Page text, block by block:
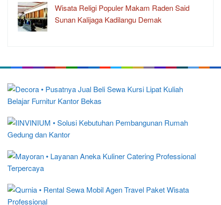
Wisata Religi Populer Makam Raden Said
Sunan Kalijaga Kadilangu Demak